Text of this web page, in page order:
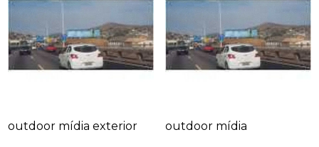
outdoor mídia exterior outdoor mídia